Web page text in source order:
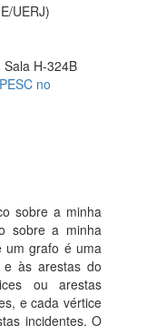
UERJ)
H-324B
no
sobre a minha
sobre a minha
um grafo é uma
às arestas do
ou arestas
e cada vértice
incidentes. O